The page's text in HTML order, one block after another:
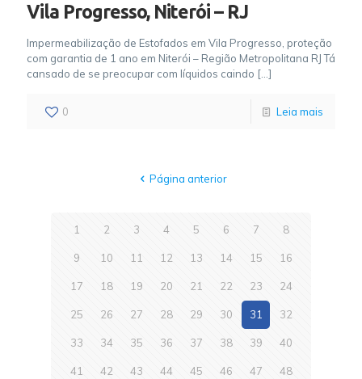
Vila Progresso, Niterói – RJ
Impermeabilização de Estofados em Vila Progresso, proteção
com garantia de 1 ano em Niterói – Região Metropolitana RJ Tá
cansado de se preocupar com líquidos caindo […]
0 Leia mais
Página anterior
1 2 3 4 5 6 7 8
9 10 11 12 13 14 15 16
17 18 19 20 21 22 23 24
25 26 27 28 29 30 31 32
33 34 35 36 37 38 39 40
41 42 43 44 45 46 47 48